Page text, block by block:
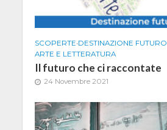
SCOPERTE•DESTINAZIONE FUTURO
ARTE E LETTERATURA
Il futuro che ci raccontate
24 Novembre 2021